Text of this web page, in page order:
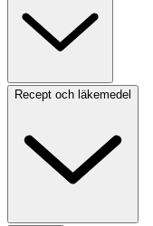
Recept och läkemedel